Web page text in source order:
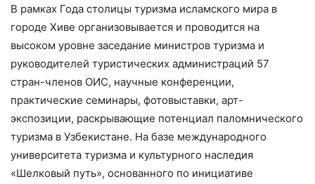
В рамках Года столицы туризма исламского мира в
городе Хиве организовывается и проводится на
высоком уровне заседание министров туризма и
руководителей туристических администраций 57
стран-членов ОИС, научные конференции,
практические семинары, фотовыставки, арт-
экспозиции, раскрывающие потенциал паломнического
туризма в Узбекистане. На базе международного
университета туризма и культурного наследия
«Шелковый путь», основанного по инициативе